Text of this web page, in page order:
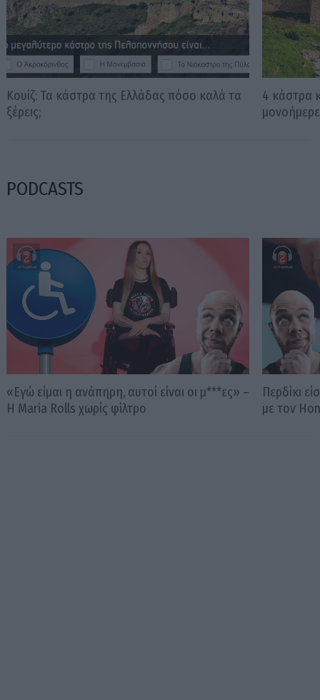
Κουίζ: Τα κάστρα της Ελλάδας πόσο καλά τα
ξέρεις;
4 κάστρα
PODCASTS
«Εγώ είμαι η ανάπηρη, αυτοί είναι οι μ***ες» –
Η Maria Rolls χωρίς φίλτρο
Περδίκι
με τον